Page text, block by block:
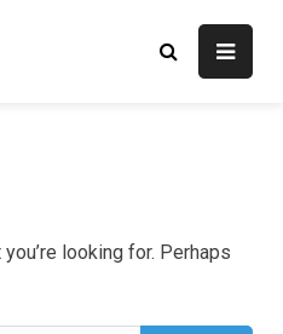
looking for. Perhaps